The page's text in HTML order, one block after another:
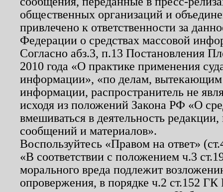
общественных организаций и
привлечено к ответственности за
Федерации о средствах массовой
Согласно абз.3, п.13 Постановления
2010 года «О практике применения
информации», «по делам, вытекающим
информации, распространитель не
исходя из положений Закона РФ «О
вмешиваться в деятельность
сообщений и материалов».
Воспользуйтесь «Правом на ответ»
«В соответствии с положением ч.3
морального вреда подлежит
опровержения, в порядке ч.2 ст.152